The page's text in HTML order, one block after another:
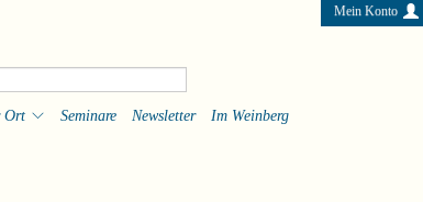
Mein Konto
Ort Seminare Newsletter Im Weinberg